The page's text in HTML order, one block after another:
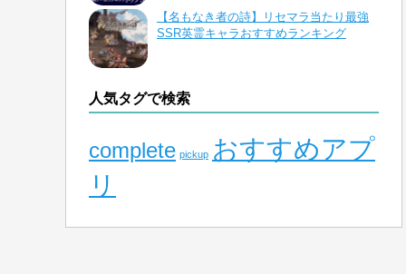
【名もなき者の詩】リセマラ当たり最強
SSR英霊キャラおすすめランキング
人気タグで検索
complete pickup おすすめアプ
リ